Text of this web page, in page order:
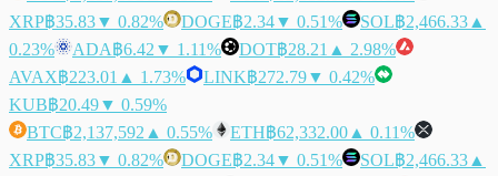
XRP฿35.83▼ 0.82% DOGE฿2.34▼ 0.51% SOL฿2,466.33 ▲
0.23%
ADA฿6.42 ▼ 1.11% DOT฿28.21 ▲ 2.98%
AVAX฿223.01 ▲ 1.73% LINK฿272.79▼ 0.42%
KUB฿20.49▼ 0.59%
BTC฿2,137,592 ▲ 0.55% ETH฿62,332.00 ▲ 0.11%
XRP฿35.83▼ 0.82% DOGE฿2.34▼ 0.51% SOL฿2,466.33 ▲